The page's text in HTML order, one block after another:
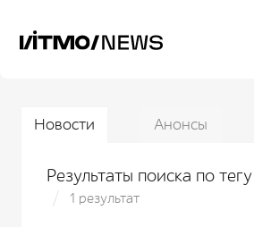
Новости Анонсы
Результаты поиска по
1 результат